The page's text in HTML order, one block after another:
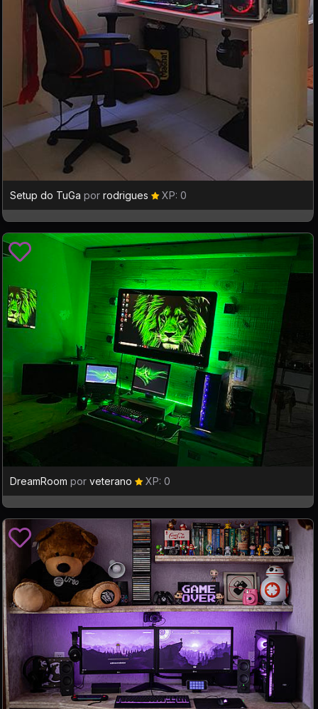
Setup do TuGa por rodrigues XP: 0
DreamRoom por veterano XP: 0